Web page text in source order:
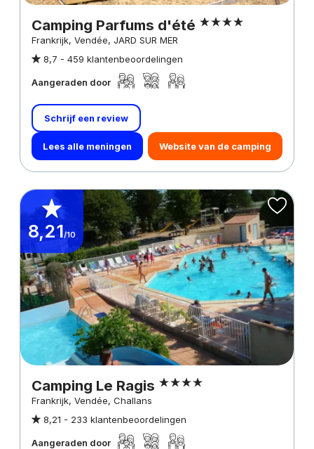
Camping Parfums d'été
Frankrijk, Vendée, JARD SUR MER
8,7 - 459 klantenbeoordelingen
Aangeraden door
Schrijf een review
Lees alle meningen Website van de camping
8,21/10
Camping Le Ragis
Frankrijk, Vendée, Challans
8,21 - 233 klantenbeoordelingen
Aangeraden door